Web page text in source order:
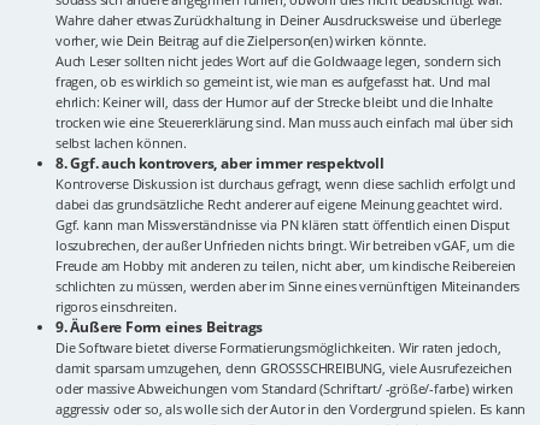
Wahre daher etwas Zurückhaltung in Deiner Ausdrucksweise und überlege
vorher, wie Dein Beitrag auf die Zielperson(en) wirken könnte.
Auch Leser sollten nicht jedes Wort auf die Goldwaage legen, sondern sich
fragen, ob es wirklich so gemeint ist, wie man es aufgefasst hat. Und mal
ehrlich: Keiner will, dass der Humor auf der Strecke bleibt und die Inhalte
trocken wie eine Steuererklärung sind. Man muss auch einfach mal über sich
selbst lachen können.
8. Ggf. auch kontrovers, aber immer respektvoll
Kontroverse Diskussion ist durchaus gefragt, wenn diese sachlich erfolgt und
dabei das grundsätzliche Recht anderer auf eigene Meinung geachtet wird.
Ggf. kann man Missverständnisse via PN klären statt öffentlich einen Disput
loszubrechen, der außer Unfrieden nichts bringt. Wir betreiben vGAF, um die
Freude am Hobby mit anderen zu teilen, nicht aber, um kindische Reibereien
schlichten zu müssen, werden aber im Sinne eines vernünftigen Miteinanders
rigoros einschreiten.
9. Äußere Form eines Beitrags
Die Software bietet diverse Formatierungsmöglichkeiten. Wir raten jedoch,
damit sparsam umzugehen, denn GROSSSCHREIBUNG, viele Ausrufezeichen
oder massive Abweichungen vom Standard (Schriftart/ -größe/-farbe) wirken
aggressiv oder so, als wolle sich der Autor in den Vordergrund spielen. Es kann